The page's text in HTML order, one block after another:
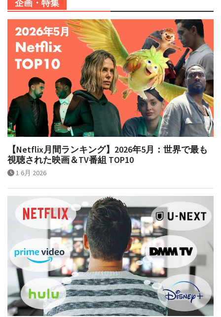
企画・特集
【Netflix月間ランキング】2026年5月：世界で最も
視聴された映画＆TV番組 TOP10
1 6月 2026